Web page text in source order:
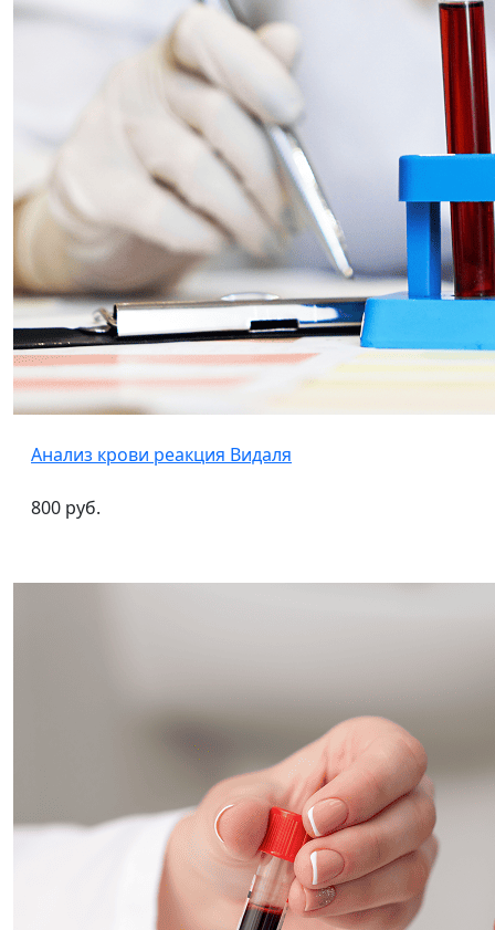
Анализ крови реакция Видаля
800 руб.